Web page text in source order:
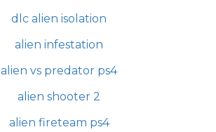
dlc alien isolation
alien infestation
alien vs predator ps4
alien shooter 2
alien fireteam ps4